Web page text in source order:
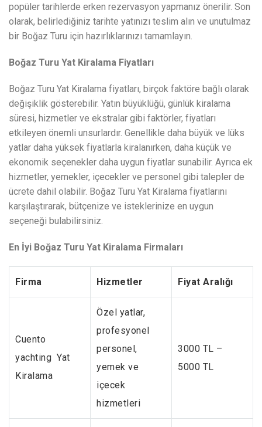
popüler tarihlerde erken rezervasyon yapmanız önerilir. Son
olarak, belirlediğiniz tarihte yatınızı teslim alın ve unutulmaz
bir Boğaz Turu için hazırlıklarınızı tamamlayın.
Boğaz Turu Yat Kiralama Fiyatları
Boğaz Turu Yat Kiralama fiyatları, birçok faktöre bağlı olarak
değişiklik gösterebilir. Yatın büyüklüğü, günlük kiralama
süresi, hizmetler ve ekstralar gibi faktörler, fiyatları
etkileyen önemli unsurlardır. Genellikle daha büyük ve lüks
yatlar daha yüksek fiyatlarla kiralanırken, daha küçük ve
ekonomik seçenekler daha uygun fiyatlar sunabilir. Ayrıca ek
hizmetler, yemekler, içecekler ve personel gibi talepler de
ücrete dahil olabilir. Boğaz Turu Yat Kiralama fiyatlarını
karşılaştırarak, bütçenize ve isteklerinize en uygun
seçeneği bulabilirsiniz.
En İyi Boğaz Turu Yat Kiralama Firmaları
Firma Hizmetler Fiyat Aralığı
Cuento
yachting Yat
Kiralama
Özel yatlar,
profesyonel
personel,
yemek ve
içecek
hizmetleri
3000 TL –
5000 TL